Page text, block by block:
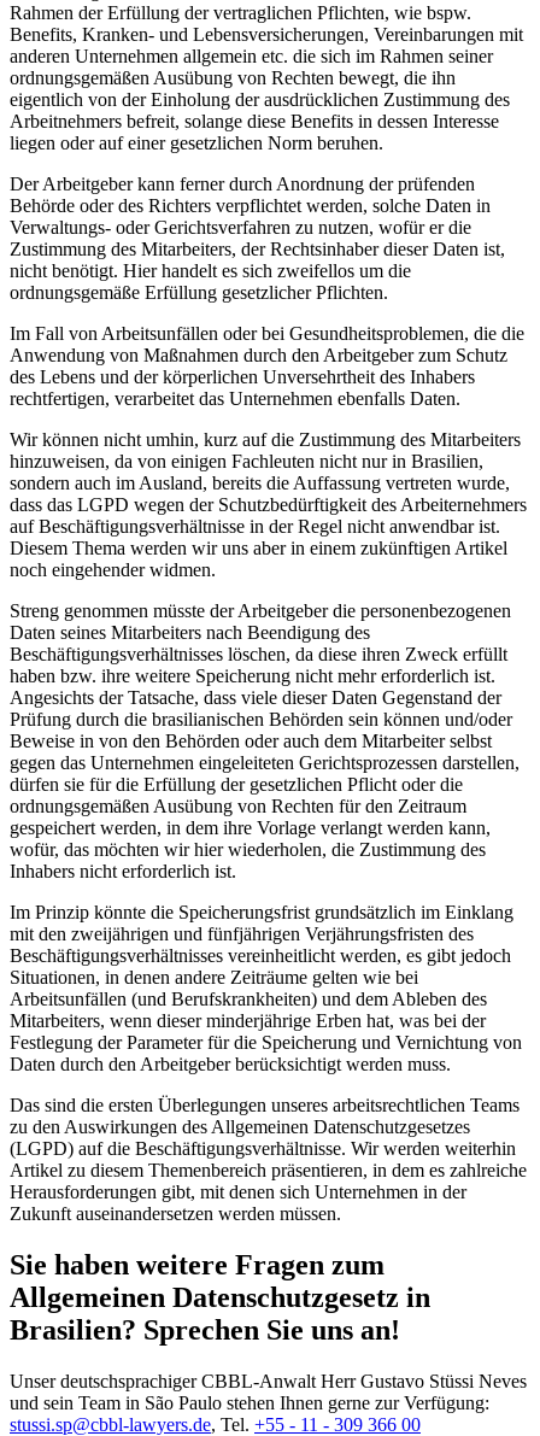
Rahmen der Erfüllung der vertraglichen Pflichten, wie bspw.
Benefits, Kranken- und Lebensversicherungen, Vereinbarungen mit
anderen Unternehmen allgemein etc. die sich im Rahmen seiner
ordnungsgemäßen Ausübung von Rechten bewegt, die ihn
eigentlich von der Einholung der ausdrücklichen Zustimmung des
Arbeitnehmers befreit, solange diese Benefits in dessen Interesse
liegen oder auf einer gesetzlichen Norm beruhen.
Der Arbeitgeber kann ferner durch Anordnung der prüfenden
Behörde oder des Richters verpflichtet werden, solche Daten in
Verwaltungs- oder Gerichtsverfahren zu nutzen, wofür er die
Zustimmung des Mitarbeiters, der Rechtsinhaber dieser Daten ist,
nicht benötigt. Hier handelt es sich zweifellos um die
ordnungsgemäße Erfüllung gesetzlicher Pflichten.
Im Fall von Arbeitsunfällen oder bei Gesundheitsproblemen, die die
Anwendung von Maßnahmen durch den Arbeitgeber zum Schutz
des Lebens und der körperlichen Unversehrtheit des Inhabers
rechtfertigen, verarbeitet das Unternehmen ebenfalls Daten.
Wir können nicht umhin, kurz auf die Zustimmung des Mitarbeiters
hinzuweisen, da von einigen Fachleuten nicht nur in Brasilien,
sondern auch im Ausland, bereits die Auffassung vertreten wurde,
dass das LGPD wegen der Schutzbedürftigkeit des Arbeiternehmers
auf Beschäftigungsverhältnisse in der Regel nicht anwendbar ist.
Diesem Thema werden wir uns aber in einem zukünftigen Artikel
noch eingehender widmen.
Streng genommen müsste der Arbeitgeber die personenbezogenen
Daten seines Mitarbeiters nach Beendigung des
Beschäftigungsverhältnisses löschen, da diese ihren Zweck erfüllt
haben bzw. ihre weitere Speicherung nicht mehr erforderlich ist.
Angesichts der Tatsache, dass viele dieser Daten Gegenstand der
Prüfung durch die brasilianischen Behörden sein können und/oder
Beweise in von den Behörden oder auch dem Mitarbeiter selbst
gegen das Unternehmen eingeleiteten Gerichtsprozessen darstellen,
dürfen sie für die Erfüllung der gesetzlichen Pflicht oder die
ordnungsgemäßen Ausübung von Rechten für den Zeitraum
gespeichert werden, in dem ihre Vorlage verlangt werden kann,
wofür, das möchten wir hier wiederholen, die Zustimmung des
Inhabers nicht erforderlich ist.
Im Prinzip könnte die Speicherungsfrist grundsätzlich im Einklang
mit den zweijährigen und fünfjährigen Verjährungsfristen des
Beschäftigungsverhältnisses vereinheitlicht werden, es gibt jedoch
Situationen, in denen andere Zeiträume gelten wie bei
Arbeitsunfällen (und Berufskrankheiten) und dem Ableben des
Mitarbeiters, wenn dieser minderjährige Erben hat, was bei der
Festlegung der Parameter für die Speicherung und Vernichtung von
Daten durch den Arbeitgeber berücksichtigt werden muss.
Das sind die ersten Überlegungen unseres arbeitsrechtlichen Teams
zu den Auswirkungen des Allgemeinen Datenschutzgesetzes
(LGPD) auf die Beschäftigungsverhältnisse. Wir werden weiterhin
Artikel zu diesem Themenbereich präsentieren, in dem es zahlreiche
Herausforderungen gibt, mit denen sich Unternehmen in der
Zukunft auseinandersetzen werden müssen.
Sie haben weitere Fragen zum
Allgemeinen Datenschutzgesetz in
Brasilien? Sprechen Sie uns an!
Unser deutschsprachiger CBBL-Anwalt Herr Gustavo Stüssi Neves
und sein Team in São Paulo stehen Ihnen gerne zur Verfügung:
stussi.sp@cbbl-lawyers.de, Tel. +55 - 11 - 309 366 00